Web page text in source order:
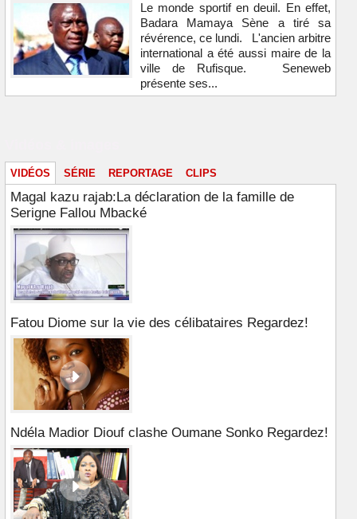
Le monde sportif en deuil. En effet,
Badara Mamaya Sène a tiré sa
révérence, ce lundi. L'ancien arbitre
international a été aussi maire de la
ville de Rufisque. Seneweb
présente ses...
VIDÉOS SÉRIE REPORTAGE CLIPS
Magal kazu rajab:La déclaration de la famille de
Serigne Fallou Mbacké
Fatou Diome sur la vie des célibataires Regardez!
Ndéla Madior Diouf clashe Oumane Sonko Regardez!